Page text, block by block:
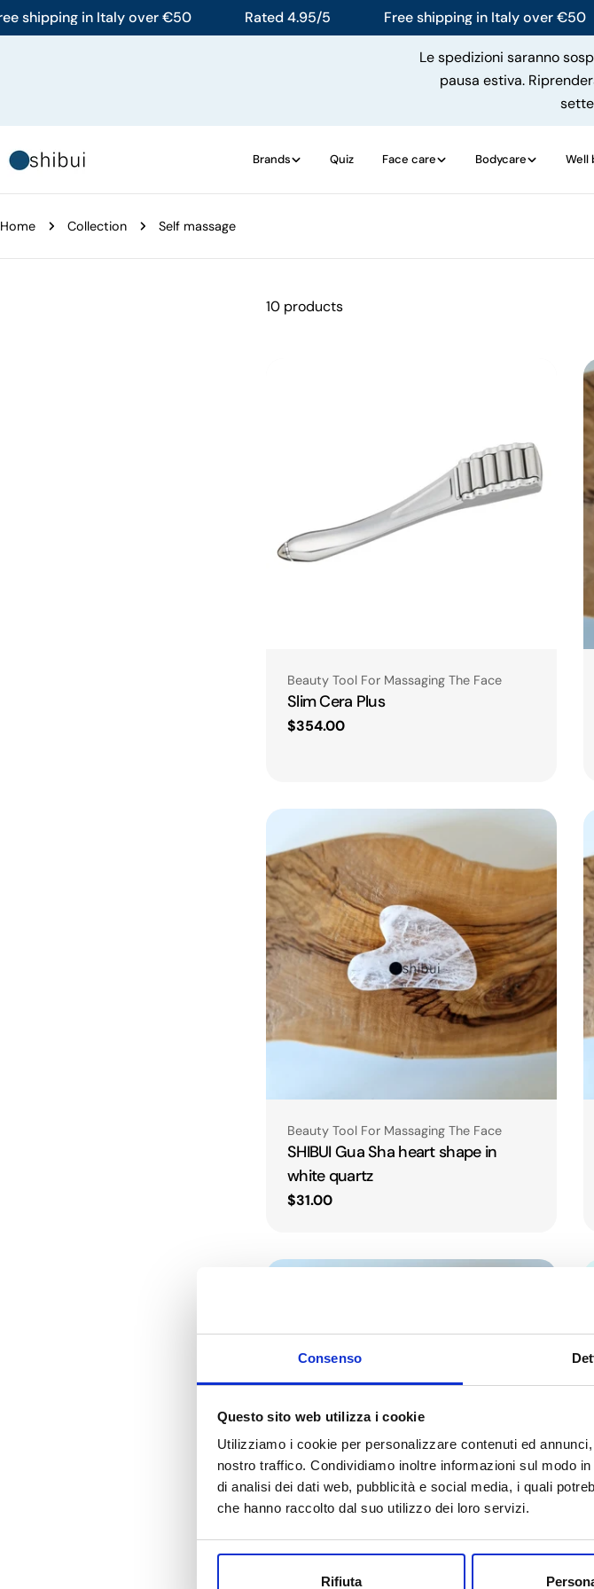
Consenso
Questo sito web utilizza i cookie
Utilizziamo i cookie per personalizzare contenuti ed
nostro traffico. Condividiamo inoltre informazioni sul modo
di analisi dei dati web, pubblicità e social media, i quali
che hanno raccolto dal suo utilizzo dei loro servizi.
Rifiuta
Skip
to
in Italy over €50 Rated 4.95/5 Free shipping in Italy over €50
Le spedizioni saranno
pausa estiva.
Brands Quiz Face care Bodycare Well
Home Collection Self massage
10 products
Type:
Beauty Tool For Massaging The Face
Slim Cera Plus
Regular
$354.00
Type:
Beauty Tool For Massaging The Face
SHIBUI Gua Sha heart shape in
white quartz
Regular
$31.00
Beauty Tool For Massaging The Face